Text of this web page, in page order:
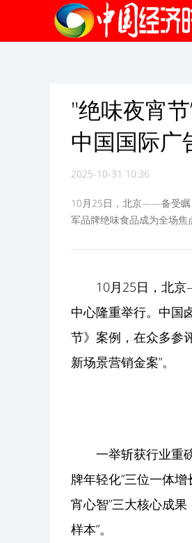
"绝味夜宵
中国国际广
2025-10-31 10:36
10月25日，北京——备受瞩
军品牌绝味食品成为全场焦
10月25日，北
中心隆重举行。中国
节》案例，在众多参
新场景营销金案”。
一举斩获行业重
牌年轻化”三位一体
宵心智”三大核心成
样本”。